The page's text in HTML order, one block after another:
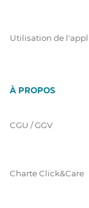
Utilisation de
À PROPOS
CGU / GGV
Charte Click&Care